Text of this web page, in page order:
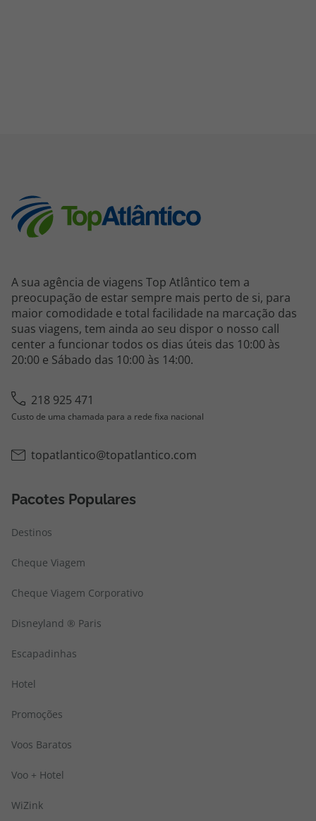
A sua agência de viagens Top Atlântico tem a
preocupação de estar sempre mais perto de si, para
maior comodidade e total facilidade na marcação das
suas viagens, tem ainda ao seu dispor o nosso call
center a funcionar todos os dias úteis das 10:00 às
20:00 e Sábado das 10:00 às 14:00.
218 925 471
Custo de uma chamada para a rede fixa nacional
topatlantico@topatlantico.com
Pacotes Populares
Destinos
Cheque Viagem
Cheque Viagem Corporativo
Disneyland ® Paris
Escapadinhas
Hotel
Promoções
Voos Baratos
Voo + Hotel
WiZink